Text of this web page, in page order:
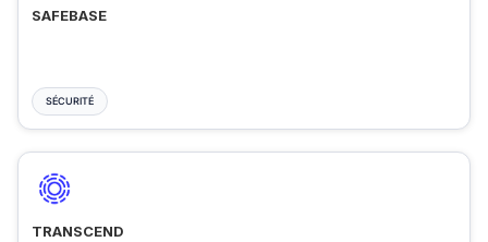
SAFEBASE
SÉCURITÉ
TRANSCEND